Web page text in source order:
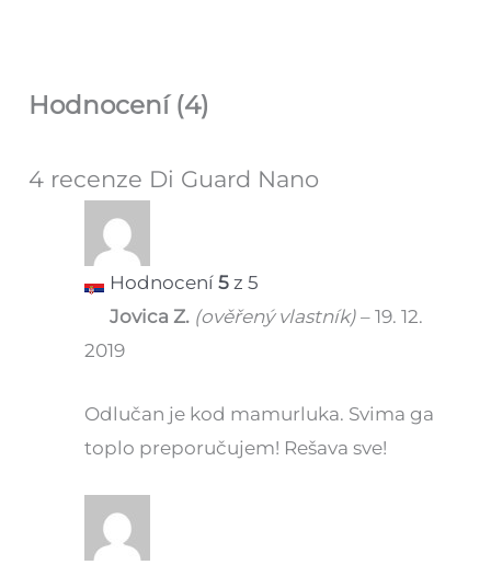
Hodnocení (4)
4 recenze Di Guard Nano
Hodnocení5 z 5
Jovica Z. (ověřený vlastník) – 19. 12.
2019
Odlučan je kod mamurluka. Svima ga
toplo preporučujem! Rešava sve!